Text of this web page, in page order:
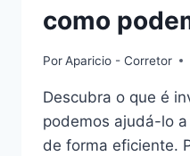
como
PorAparicio - Corretor
Descubra o que é
podemos ajudá-lo
de forma eficiente.